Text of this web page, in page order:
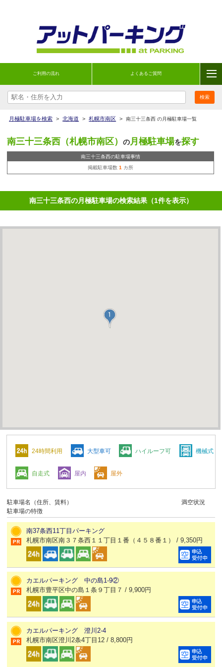
ご利用の流れ よくあるご質問
月極駐車場を検索 > 北海道 > 札幌市南区 > 南三十三条西 の月極駐車場一覧
南三十三条西（札幌市南区） の月極駐車場を探す
南三十三条西の駐車場事情
掲載駐車場数 1 カ所
南三十三条西の月極駐車場の検索結果（1件を表示）
24時間利用 大型車可 ハイルーフ可 機械式
自走式 屋内 屋外
駐車場名（住所、賃料）
駐車場の特徴
満空状況
南37条西11丁目パーキング
札幌市南区南３７条西１１丁目１番（４５８番１） / 9,350円
カエルパーキング 中の島1-9②
札幌市豊平区中の島１条９丁目７ / 9,900円
カエルパーキング 澄川2-4
札幌市南区澄川2条4丁目12 / 8,800円